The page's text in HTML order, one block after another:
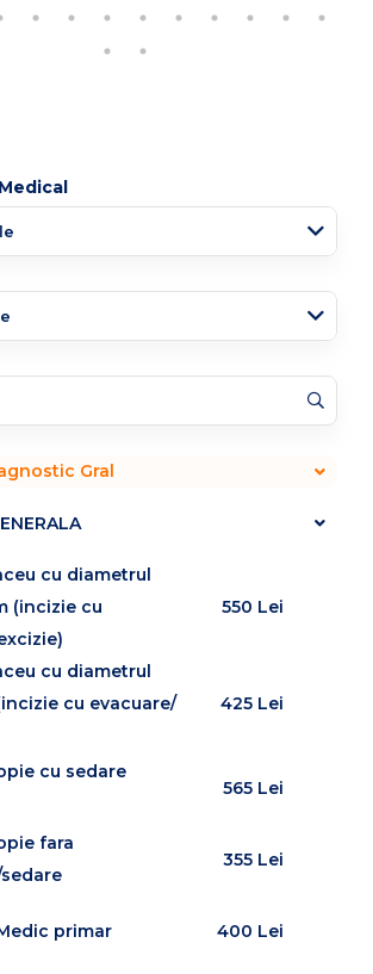
Gral
cu diametrul
(incizie cu
550 Lei
cu diametrul
cu evacuare/
425 Lei
cu sedare
565 Lei
fara
355 Lei
primar 400 Lei